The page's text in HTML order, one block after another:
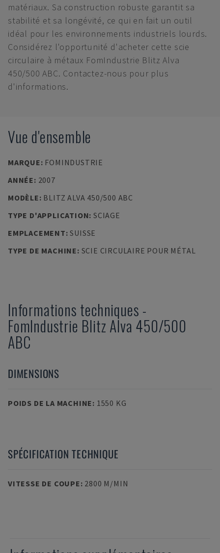
matériaux. Sa construction robuste garantit sa
stabilité et sa longévité, ce qui en fait un outil
idéal pour les environnements industriels lourds.
Considérez l'opportunité d'acheter cette scie
circulaire à métaux FomIndustrie Blitz Alva
450/500 ABC. Contactez-nous pour plus
d'informations.
Vue d'ensemble
MARQUE: FOMINDUSTRIE
ANNÉE: 2007
MODÈLE: BLITZ ALVA 450/500 ABC
TYPE D'APPLICATION: SCIAGE
EMPLACEMENT:SUISSE
TYPE DE MACHINE: SCIE CIRCULAIRE POUR MÉTAL
Informations techniques -
FomIndustrie Blitz Alva 450/500
ABC
DIMENSIONS
POIDS DE LA MACHINE: 1550 KG
SPÉCIFICATION TECHNIQUE
VITESSE DE COUPE: 2800 M/MIN